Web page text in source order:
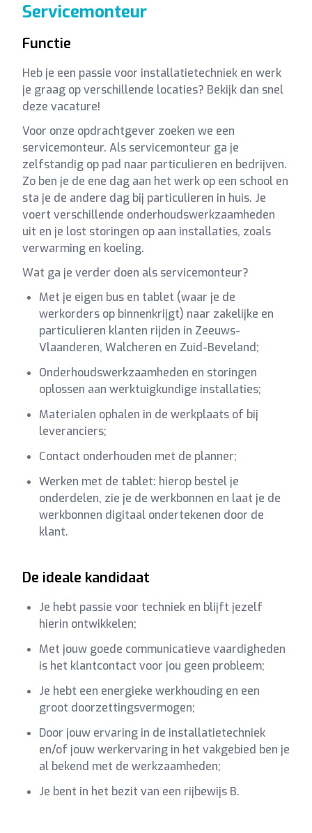
Servicemonteur
Functie
Heb je een passie voor installatietechniek en werk
je graag op verschillende locaties? Bekijk dan snel
deze vacature!
Voor onze opdrachtgever zoeken we een
servicemonteur. Als servicemonteur ga je
zelfstandig op pad naar particulieren en bedrijven.
Zo ben je de ene dag aan het werk op een school en
sta je de andere dag bij particulieren in huis. Je
voert verschillende onderhoudswerkzaamheden
uit en je lost storingen op aan installaties, zoals
verwarming en koeling.
Wat ga je verder doen als servicemonteur?
Met je eigen bus en tablet (waar je de
werkorders op binnenkrijgt) naar zakelijke en
particulieren klanten rijden in Zeeuws-
Vlaanderen, Walcheren en Zuid-Beveland;
Onderhoudswerkzaamheden en storingen
oplossen aan werktuigkundige installaties;
Materialen ophalen in de werkplaats of bij
leveranciers;
Contact onderhouden met de planner;
Werken met de tablet: hierop bestel je
onderdelen, zie je de werkbonnen en laat je de
werkbonnen digitaal ondertekenen door de
klant.
De ideale kandidaat
Je hebt passie voor techniek en blijft jezelf
hierin ontwikkelen;
Met jouw goede communicatieve vaardigheden
is het klantcontact voor jou geen probleem;
Je hebt een energieke werkhouding en een
groot doorzettingsvermogen;
Door jouw ervaring in de installatietechniek
en/of jouw werkervaring in het vakgebied ben je
al bekend met de werkzaamheden;
Je bent in het bezit van een rijbewijs B.